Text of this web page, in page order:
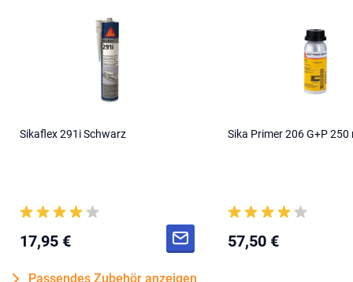
Sikaflex 291i Schwarz
17,95 €
Sika Primer 206 G+P 250
57,50 €
Passendes Zubehör anzeigen